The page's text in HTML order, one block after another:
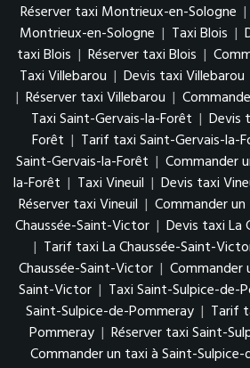
Réserver taxi Montrieux-en-Sologne |
Montrieux-en-Sologne | Taxi Blois |
taxi Blois | Réserver taxi Blois |
Taxi Villebarou | Devis taxi Villebarou
| Réserver taxi Villebarou |
Taxi Saint-Gervais-la-Forêt | Devis
Forêt | Tarif taxi Saint-Gervais-la-
Saint-Gervais-la-Forêt | Commander
la-Forêt | Taxi Vineuil | Devis taxi
Réserver taxi Vineuil | Commander
Chaussée-Saint-Victor | Devis taxi La
| Tarif taxi La Chaussée-Saint-
Chaussée-Saint-Victor | Commander
Saint-Victor | Taxi Saint-Sulpice-de-
Saint-Sulpice-de-Pommeray | Tarif
Pommeray | Réserver taxi Saint-
Commander un taxi à Saint-